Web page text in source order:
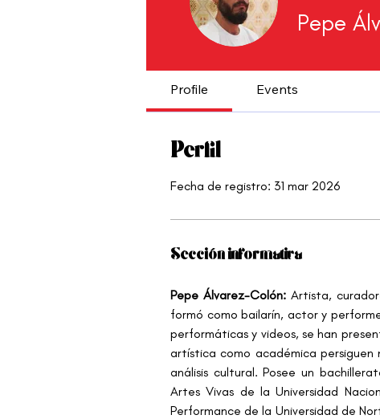
Pepe
Profile Events
Perfil
Fecha de registro: 31 mar 2026
Sección informativa
Pepe Álvarez-Colón: Artista,
formó como bailarín, actor y
performáticas y videos, se han
artística como académica
análisis cultural. Posee un
Artes Vivas de la Universidad
Performance de la Universidad de